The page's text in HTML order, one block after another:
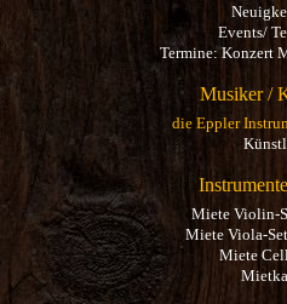
Events/
Termine: Konzert
Musiker /
die Eppler
Miete Violin-
Miete Viola-
Miete